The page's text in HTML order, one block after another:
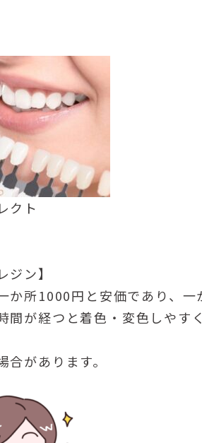
クト
ジン】
所1000円と安価であり、一
が経つと着色・変色しやす
があります。